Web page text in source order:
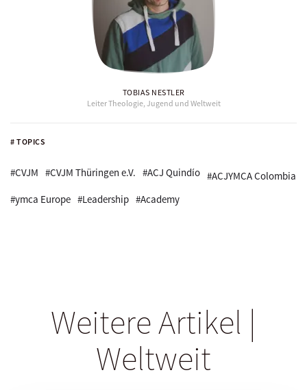
# TOPICS
#CVJM #CVJM Thüringen e.V. #ACJ Quindío #ACJYMCA Colombia
#ymca Europe #Leadership #Academy
TOBIAS NESTLER
Leiter Theologie, Jugend und Weltweit
Weitere Artikel |
Weltweit